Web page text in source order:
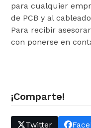
para cualquier
de PCB y al
Para recibir
con ponerse en
¡Comparte!
Twitter